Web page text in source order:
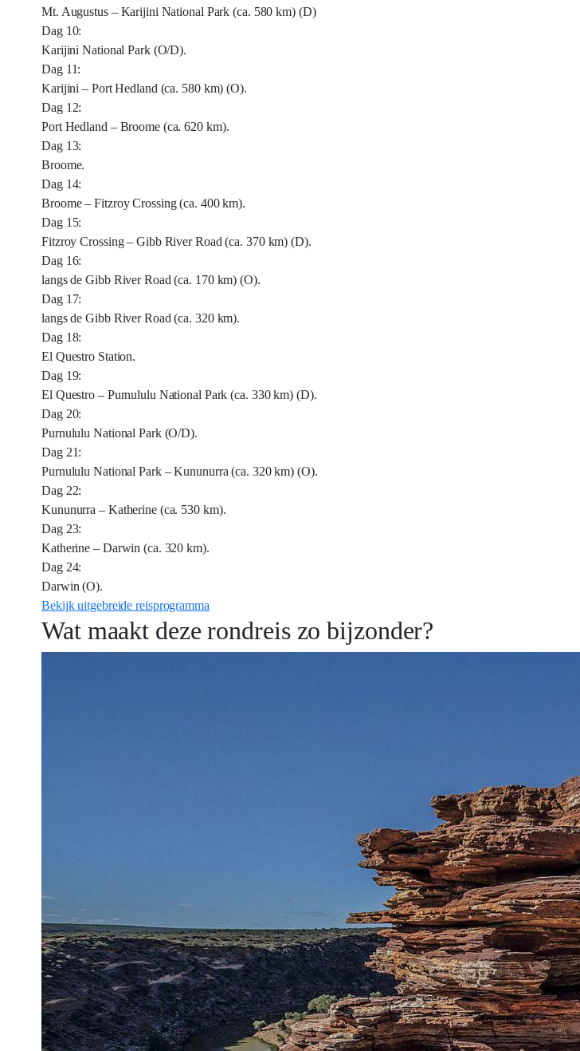
Mt. Augustus – Karijini National Park (ca. 580 km) (D)
Dag 10:
Karijini National Park (O/D).
Dag 11:
Karijini – Port Hedland (ca. 580 km) (O).
Dag 12:
Port Hedland – Broome (ca. 620 km).
Dag 13:
Broome.
Dag 14:
Broome – Fitzroy Crossing (ca. 400 km).
Dag 15:
Fitzroy Crossing – Gibb River Road (ca. 370 km) (D).
Dag 16:
langs de Gibb River Road (ca. 170 km) (O).
Dag 17:
langs de Gibb River Road (ca. 320 km).
Dag 18:
El Questro Station.
Dag 19:
El Questro – Purnululu National Park (ca. 330 km) (D).
Dag 20:
Purnululu National Park (O/D).
Dag 21:
Purnululu National Park – Kununurra (ca. 320 km) (O).
Dag 22:
Kununurra – Katherine (ca. 530 km).
Dag 23:
Katherine – Darwin (ca. 320 km).
Dag 24:
Darwin (O).
Bekijk uitgebreide reisprogramma
Wat maakt deze rondreis zo bijzonder?